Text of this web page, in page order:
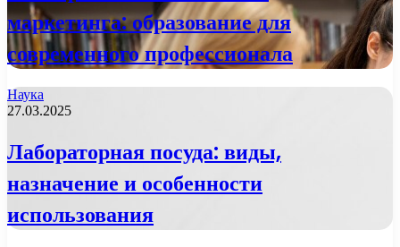
маркетинга: образование для
современного профессионала
Наука
27.03.2025
Лабораторная посуда: виды,
назначение и особенности
использования